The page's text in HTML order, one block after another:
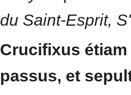
du Saint-Esprit,
Crucifixus
passus, et